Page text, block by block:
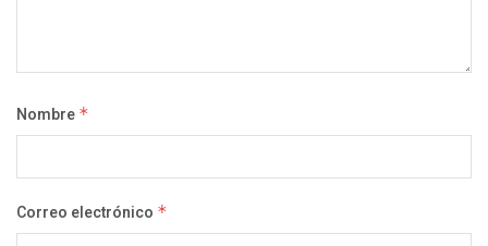
Nombre *
Correo electrónico *